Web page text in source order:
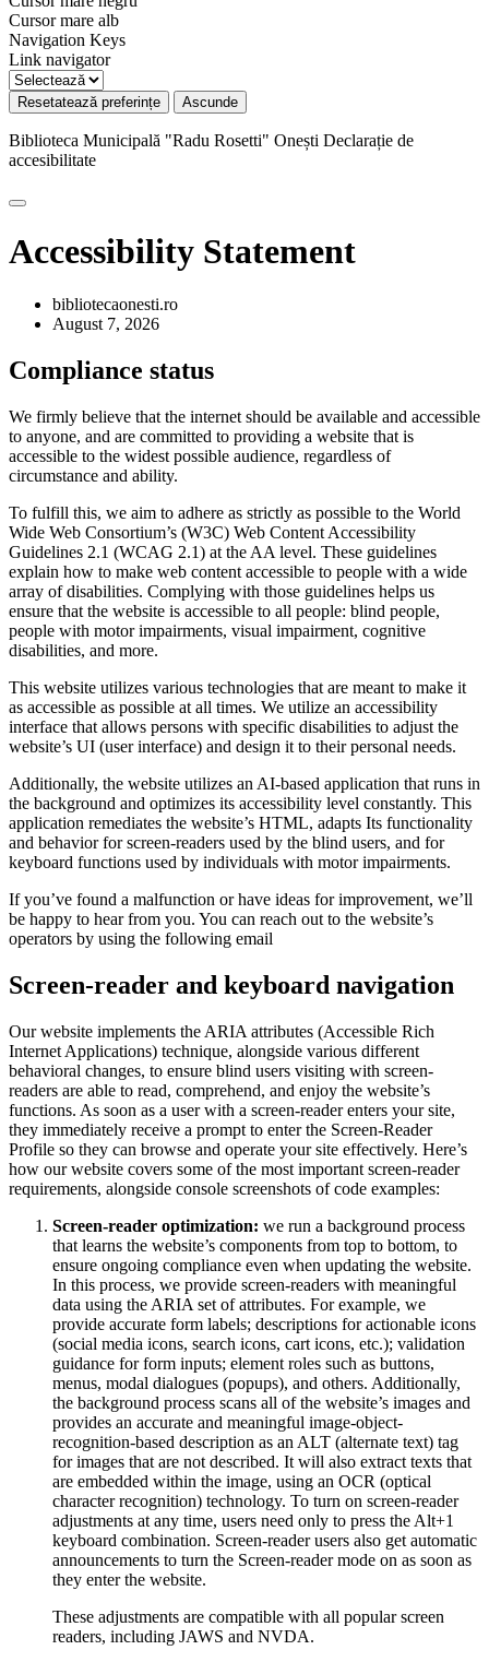
Cursor mare alb
Navigation Keys
Link navigator
Resetatează preferințe Ascunde
Biblioteca Municipală "Radu Rosetti" Onești Declarație de
accesibilitate
Accessibility Statement
bibliotecaonesti.ro
August 7, 2026
Compliance status
We firmly believe that the internet should be available and accessible
to anyone, and are committed to providing a website that is
accessible to the widest possible audience, regardless of
circumstance and ability.
To fulfill this, we aim to adhere as strictly as possible to the World
Wide Web Consortium’s (W3C) Web Content Accessibility
Guidelines 2.1 (WCAG 2.1) at the AA level. These guidelines
explain how to make web content accessible to people with a wide
array of disabilities. Complying with those guidelines helps us
ensure that the website is accessible to all people: blind people,
people with motor impairments, visual impairment, cognitive
disabilities, and more.
This website utilizes various technologies that are meant to make it
as accessible as possible at all times. We utilize an accessibility
interface that allows persons with specific disabilities to adjust the
website’s UI (user interface) and design it to their personal needs.
Additionally, the website utilizes an AI-based application that runs in
the background and optimizes its accessibility level constantly. This
application remediates the website’s HTML, adapts Its functionality
and behavior for screen-readers used by the blind users, and for
keyboard functions used by individuals with motor impairments.
If you’ve found a malfunction or have ideas for improvement, we’ll
be happy to hear from you. You can reach out to the website’s
operators by using the following email
Screen-reader and keyboard navigation
Our website implements the ARIA attributes (Accessible Rich
Internet Applications) technique, alongside various different
behavioral changes, to ensure blind users visiting with screen-
readers are able to read, comprehend, and enjoy the website’s
functions. As soon as a user with a screen-reader enters your site,
they immediately receive a prompt to enter the Screen-Reader
Profile so they can browse and operate your site effectively. Here’s
how our website covers some of the most important screen-reader
requirements, alongside console screenshots of code examples:
Screen-reader optimization: we run a background process
that learns the website’s components from top to bottom, to
ensure ongoing compliance even when updating the website.
In this process, we provide screen-readers with meaningful
data using the ARIA set of attributes. For example, we
provide accurate form labels; descriptions for actionable icons
(social media icons, search icons, cart icons, etc.); validation
guidance for form inputs; element roles such as buttons,
menus, modal dialogues (popups), and others. Additionally,
the background process scans all of the website’s images and
provides an accurate and meaningful image-object-
recognition-based description as an ALT (alternate text) tag
for images that are not described. It will also extract texts that
are embedded within the image, using an OCR (optical
character recognition) technology. To turn on screen-reader
adjustments at any time, users need only to press the Alt+1
keyboard combination. Screen-reader users also get automatic
announcements to turn the Screen-reader mode on as soon as
they enter the website.
These adjustments are compatible with all popular screen
readers, including JAWS and NVDA.